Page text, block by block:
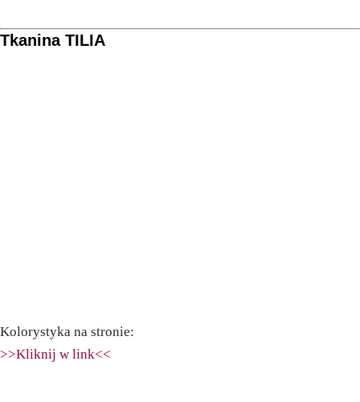
Tkanina TILIA
Kolorystyka na stronie:
>>Kliknij w link<<